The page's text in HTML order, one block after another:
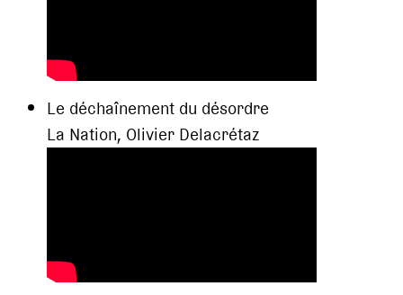
Le déchaînement du désordre
La Nation, Olivier Delacrétaz